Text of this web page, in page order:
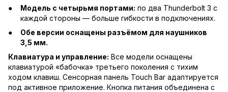
Модель с четырьмя портами: по два Thunderbolt 3 с
каждой стороны — больше гибкости в подключениях.
Обе версии оснащены разъёмом для наушников
3,5 мм.
Клавиатура и управление: Все модели оснащены
клавиатурой «бабочка» третьего поколения с тихим
ходом клавиш. Сенсорная панель Touch Bar адаптируется
под активное приложение. Кнопка питания объединена с